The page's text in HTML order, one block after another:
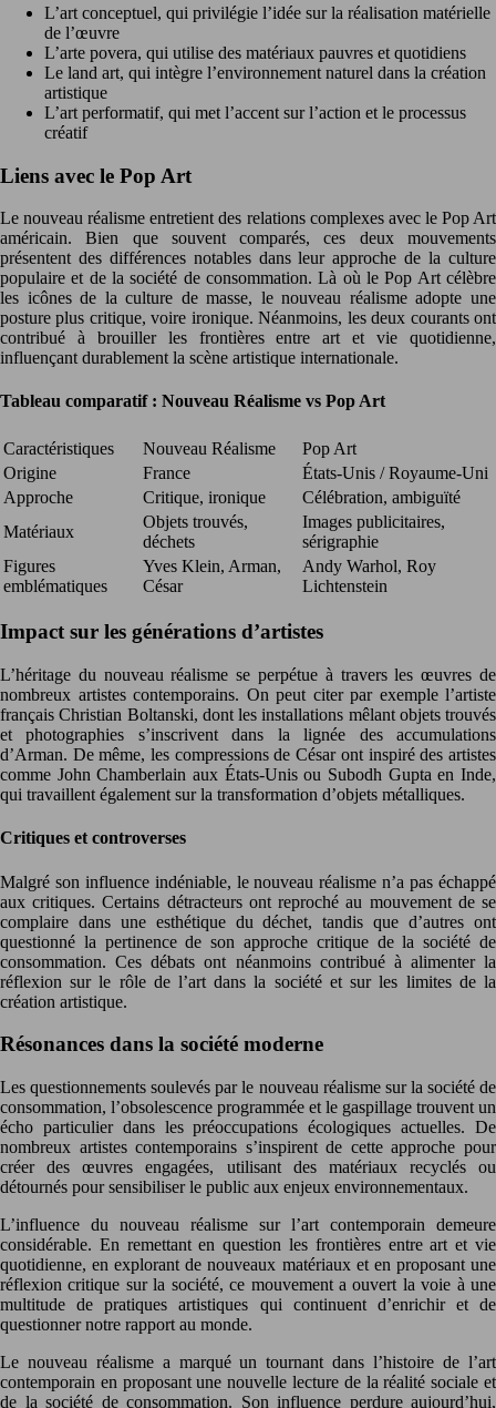
L’art conceptuel, qui privilégie l’idée sur la réalisation matérielle
de l’œuvre
L’arte povera, qui utilise des matériaux pauvres et quotidiens
Le land art, qui intègre l’environnement naturel dans la création
artistique
L’art performatif, qui met l’accent sur l’action et le processus
créatif
Liens avec le Pop Art
Le nouveau réalisme entretient des relations complexes avec le Pop Art
américain. Bien que souvent comparés, ces deux mouvements
présentent des différences notables dans leur approche de la culture
populaire et de la société de consommation. Là où le Pop Art célèbre
les icônes de la culture de masse, le nouveau réalisme adopte une
posture plus critique, voire ironique. Néanmoins, les deux courants ont
contribué à brouiller les frontières entre art et vie quotidienne,
influençant durablement la scène artistique internationale.
Tableau comparatif : Nouveau Réalisme vs Pop Art
Caractéristiques Nouveau Réalisme
Pop Art
Origine
France
États-Unis / Royaume-Uni
Approche
Critique, ironique
Célébration, ambiguïté
Matériaux
Objets trouvés,
déchets
Images publicitaires,
sérigraphie
Figures
emblématiques
Yves Klein, Arman,
César
Andy Warhol, Roy
Lichtenstein
Impact sur les générations d’artistes
L’héritage du nouveau réalisme se perpétue à travers les œuvres de
nombreux artistes contemporains. On peut citer par exemple l’artiste
français Christian Boltanski, dont les installations mêlant objets trouvés
et photographies s’inscrivent dans la lignée des accumulations
d’Arman. De même, les compressions de César ont inspiré des artistes
comme John Chamberlain aux États-Unis ou Subodh Gupta en Inde,
qui travaillent également sur la transformation d’objets métalliques.
Critiques et controverses
Malgré son influence indéniable, le nouveau réalisme n’a pas échappé
aux critiques. Certains détracteurs ont reproché au mouvement de se
complaire dans une esthétique du déchet, tandis que d’autres ont
questionné la pertinence de son approche critique de la société de
consommation. Ces débats ont néanmoins contribué à alimenter la
réflexion sur le rôle de l’art dans la société et sur les limites de la
création artistique.
Résonances dans la société moderne
Les questionnements soulevés par le nouveau réalisme sur la société de
consommation, l’obsolescence programmée et le gaspillage trouvent un
écho particulier dans les préoccupations écologiques actuelles. De
nombreux artistes contemporains s’inspirent de cette approche pour
créer des œuvres engagées, utilisant des matériaux recyclés ou
détournés pour sensibiliser le public aux enjeux environnementaux.
L’influence du nouveau réalisme sur l’art contemporain demeure
considérable. En remettant en question les frontières entre art et vie
quotidienne, en explorant de nouveaux matériaux et en proposant une
réflexion critique sur la société, ce mouvement a ouvert la voie à une
multitude de pratiques artistiques qui continuent d’enrichir et de
questionner notre rapport au monde.
Le nouveau réalisme a marqué un tournant dans l’histoire de l’art
contemporain en proposant une nouvelle lecture de la réalité sociale et
de la société de consommation. Son influence perdure aujourd’hui,